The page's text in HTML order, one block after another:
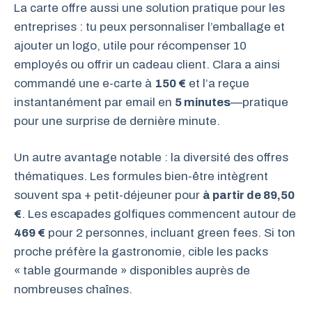
La carte offre aussi une solution pratique pour les
entreprises : tu peux personnaliser l’emballage et
ajouter un logo, utile pour récompenser 10
employés ou offrir un cadeau client. Clara a ainsi
commandé une e-carte à 150 € et l’a reçue
instantanément par email en 5 minutes—pratique
pour une surprise de dernière minute.
Un autre avantage notable : la diversité des offres
thématiques. Les formules bien-être intègrent
souvent spa + petit-déjeuner pour à partir de 89,50
€. Les escapades golfiques commencent autour de
469 € pour 2 personnes, incluant green fees. Si ton
proche préfère la gastronomie, cible les packs
« table gourmande » disponibles auprès de
nombreuses chaînes.